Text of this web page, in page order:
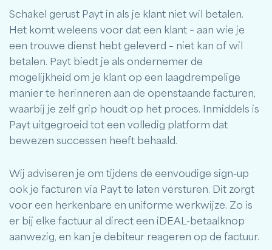
Schakel gerust Payt in als je klant niet wil betalen.
Het komt weleens voor dat een klant – aan wie je
een trouwe dienst hebt geleverd – niet kan of wil
betalen. Payt biedt je als ondernemer de
mogelijkheid om je klant op een laagdrempelige
manier te herinneren aan de openstaande facturen,
waarbij je zelf grip houdt op het proces. Inmiddels is
Payt uitgegroeid tot een volledig platform dat
bewezen successen heeft behaald.
Wij adviseren je om tijdens de eenvoudige sign-up
ook je facturen via Payt te laten versturen. Dit zorgt
voor een herkenbare en uniforme werkwijze. Zo is
er bij elke factuur al direct een iDEAL-betaalknop
aanwezig, en kan je debiteur reageren op de factuur.